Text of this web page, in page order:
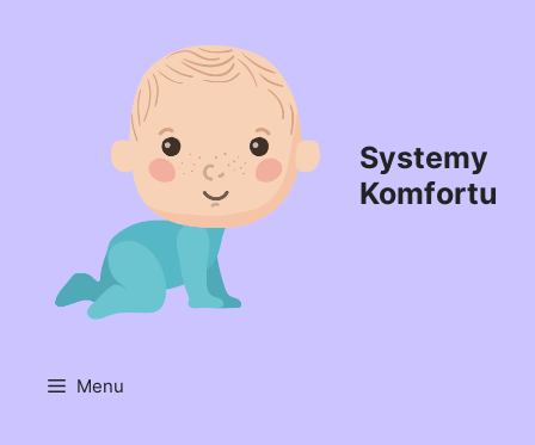
Systemy
Komfortu
Menu